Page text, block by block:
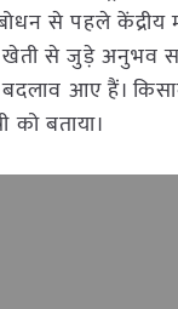
से पहले
खेती से जुड़े अनुभव
आए हैं।
बताया।